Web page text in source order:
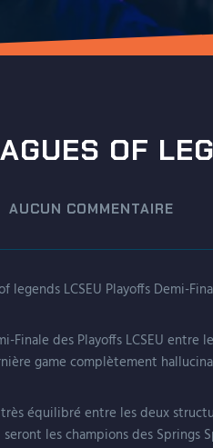
OF
AUCUN COMMENTAIRE
legends LCSEU Playoffs Demi-
Finale des Playoffs LCSEU
game complètement
équilibré entre les deux
les champions des Springs